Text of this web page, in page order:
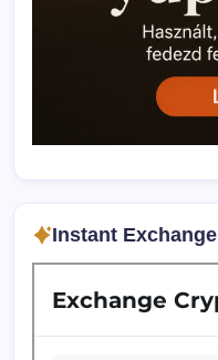
Instant Exchange